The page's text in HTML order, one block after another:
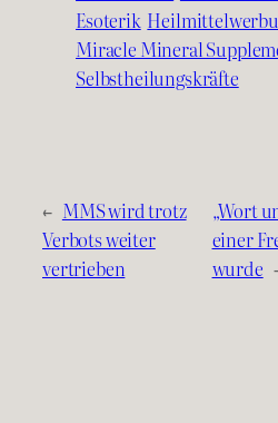
Esoterik
Miracle Mineral
Selbstheilungskräfte
← MMS wird trotz
Verbots weiter
vertrieben
„Wort
einer
wurde